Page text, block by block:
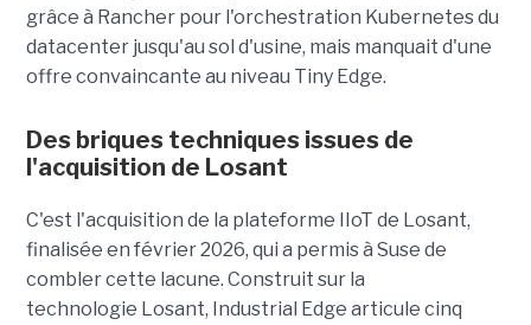
grâce à Rancher pour l'orchestration Kubernetes du
datacenter jusqu'au sol d'usine, mais manquait d'une
offre convaincante au niveau Tiny Edge.
Des briques techniques issues de
l'acquisition de Losant
C'est l'acquisition de la plateforme IIoT de Losant,
finalisée en février 2026, qui a permis à Suse de
combler cette lacune. Construit sur la
technologie Losant, Industrial Edge articule cinq